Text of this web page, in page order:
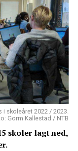
skoleåret 2022 / 2023.
Gorm Kallestad / NTB
skoler lagt ned,